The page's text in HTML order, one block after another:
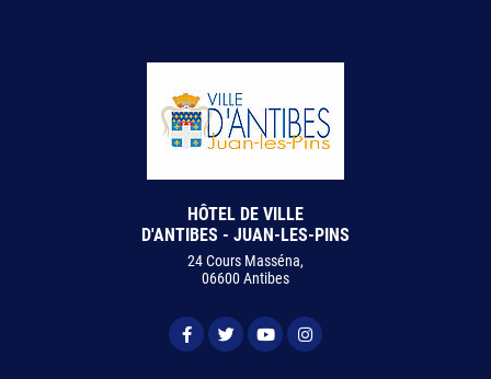
HÔTEL DE VILLE
D'ANTIBES - JUAN-LES-PINS
24 Cours Masséna,
06600 Antibes